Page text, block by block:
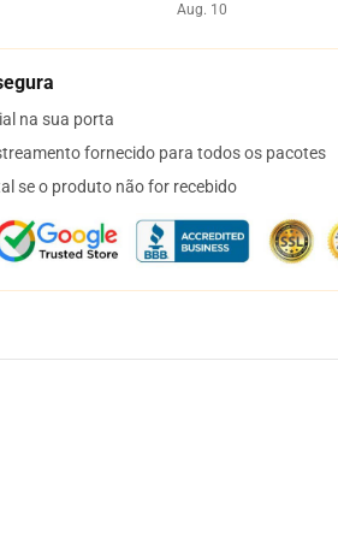
Aug. 10
na sua porta
fornecido para todos os pacotes
se o produto não for recebido